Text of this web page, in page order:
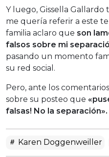
Y luego, Gissella
me quería referir a este
familia aclaro que son
falsos sobre mi
pasando un momento
su red social.
Pero, ante los
sobre su posteo que
falsas! No la separación».
Karen Doggenweiller